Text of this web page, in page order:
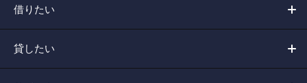
借りたい
貸したい